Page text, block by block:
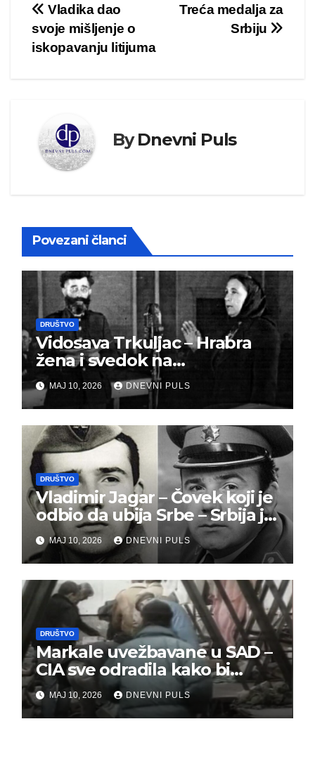
Kretanje
članka
Treća medalja za
Srbiju
Vladika dao
svoje mišljenje o
iskopavanju litijuma
ByDnevni Puls
Povezani članci
DRUŠTVO
Vidosava Trkuljac – Hrabra
žena i svedok na
montiranom suđenju
đeneralu Draži
MAJ 10, 2026 DNEVNI PULS
DRUŠTVO
Vladimir Jagar – Čovek koji je
odbio da ubija Srbe – Srbija je
dužna da ga pamti
MAJ 10, 2026 DNEVNI PULS
DRUŠTVO
Markale uvežbavane u SAD –
CIA sve odradila kako bi
optužili Srbe
MAJ 10, 2026 DNEVNI PULS